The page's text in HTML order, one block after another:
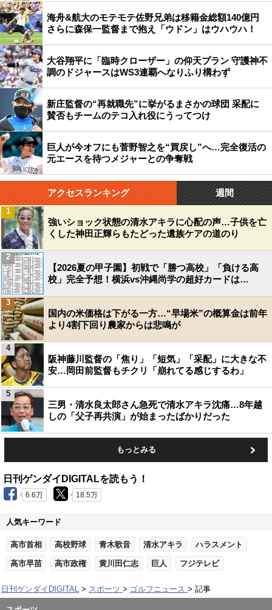
海舟&航大のモテモテ佐野兄弟は移籍金総額140億円
さらに森保一監督まで抱え「ウドン」はウハウハ！
大谷翔平に「臨時クローザー」の仰天プラン 守護神不
調のドジャースはWS3連覇へなりふり構わず
新庄監督の“再就職先”に挙がるまさかの球団 采配に
賛否もチームのテコ入れ役にうってつけ
巨人が今オフにも菅野智之を“買戻し”へ…完全復活の
元エースを待つメジャーとの争奪戦
アクセスランキング 週間
強いショック状態の清水アキラに心配の声…子供を亡
くした神田正輝らもたどった遺族ケアの道のり
1
【2026夏の甲子園】初戦で「勝つ高校」「負ける高
校」完全予想！横浜vs沖縄尚学の超好カードは…
2
国内の米価格は下がる一方…“早場米”の概算金は前年
より4割下回り農家からは悲鳴が
3
阪神藤川監督の「焦り」「短気」「采配」に大きな不
安…岡田前監督もチクリ「崩れてる感じするわ」
4
三男・清水良太郎さん急死で清水アキラ沈痛…8年越
しの「父子再共演」が始まったばかりだった
5
もっとみる
日刊ゲンダイDIGITALを読もう！
6.6万 18.5万
人気キーワード
高市首相 高校野球 青木歌音 清水アキラ ハラスメント
高市早苗 高市政権 黄川田仁志 巨人 フジテレビ
日刊ゲンダイDIGITAL スポーツ ゴルフニュース 記事